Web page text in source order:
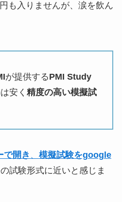
も入りませんが、涙を飲ん
が提供するPMI Study
は安く 精度の高い模擬試
で開き 、 模擬試験をgoogle
試験形式に近いと感じま